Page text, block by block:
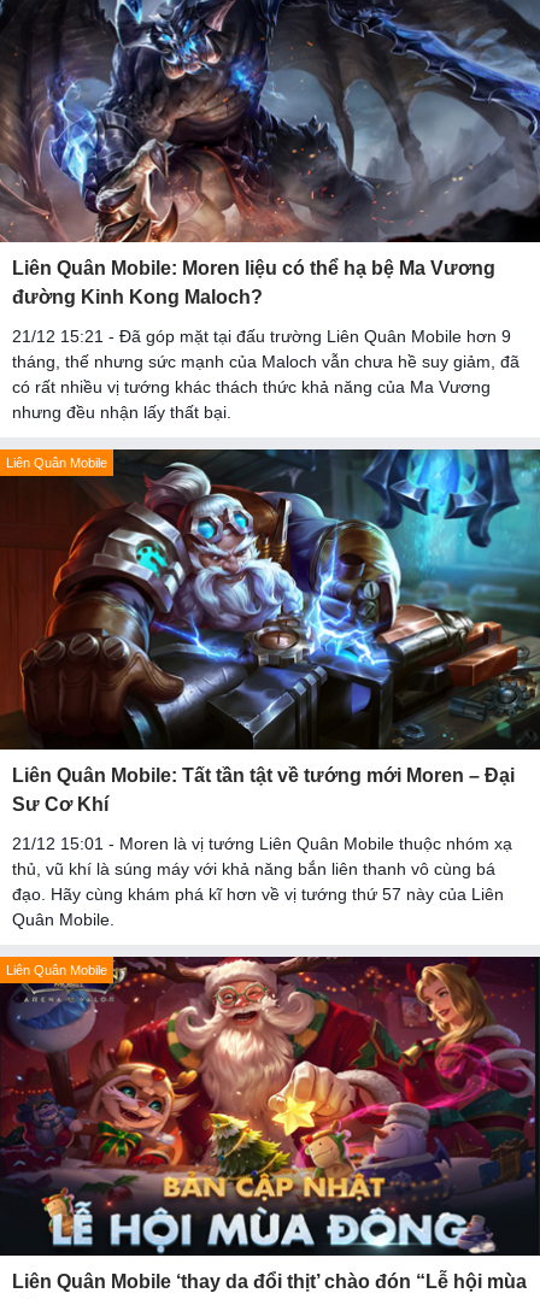
Liên Quân Mobile: Moren liệu có thể hạ bệ Ma Vương
đường Kinh Kong Maloch?
21/12 15:21 - Đã góp mặt tại đấu trường Liên Quân Mobile hơn 9
tháng, thế nhưng sức mạnh của Maloch vẫn chưa hề suy giảm, đã
có rất nhiều vị tướng khác thách thức khả năng của Ma Vương
nhưng đều nhận lấy thất bại.
Liên Quân Mobile
Liên Quân Mobile: Tất tần tật về tướng mới Moren – Đại
Sư Cơ Khí
21/12 15:01 - Moren là vị tướng Liên Quân Mobile thuộc nhóm xạ
thủ, vũ khí là súng máy với khả năng bắn liên thanh vô cùng bá
đạo. Hãy cùng khám phá kĩ hơn về vị tướng thứ 57 này của Liên
Quân Mobile.
Liên Quân Mobile
Liên Quân Mobile ‘thay da đổi thịt’ chào đón “Lễ hội mùa